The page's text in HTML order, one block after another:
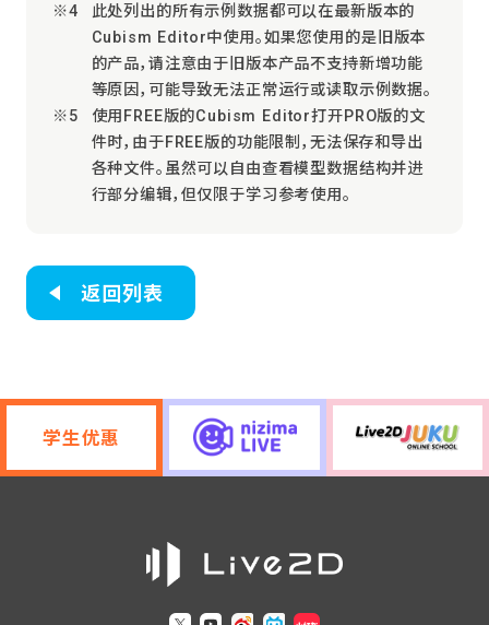
此处列出的所有示例数据都可以在最新版本的
Cubism Editor中使用。如果您使用的是旧版本
的产品，请注意由于旧版本产品不支持新增功能
等原因，可能导致无法正常运行或读取示例数据。
使用FREE版的Cubism Editor打开PRO版的文
件时，由于FREE版的功能限制，无法保存和导出
各种文件。虽然可以自由查看模型数据结构并进
行部分编辑，但仅限于学习参考使用。
返回列表
学生优惠